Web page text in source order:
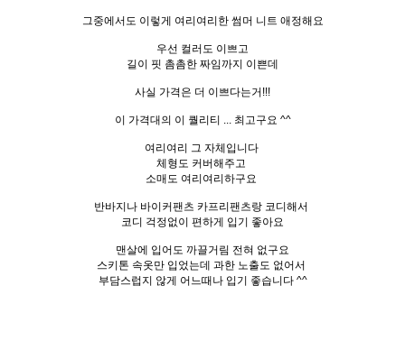
그중에서도 이렇게 여리여리한 썸머 니트 애정해요
우선 컬러도 이쁘고
길이 핏 촘촘한 짜임까지 이쁜데
사실 가격은 더 이쁘다는거!!!
이 가격대의 이 퀄리티 ... 최고구요 ^^
여리여리 그 자체입니다
체형도 커버해주고
소매도 여리여리하구요
반바지나 바이커팬츠 카프리팬츠랑 코디해서
코디 걱정없이 편하게 입기 좋아요
맨살에 입어도 까끌거림 전혀 없구요
스키톤 속옷만 입었는데 과한 노출도 없어서
부담스럽지 않게 어느때나 입기 좋습니다 ^^